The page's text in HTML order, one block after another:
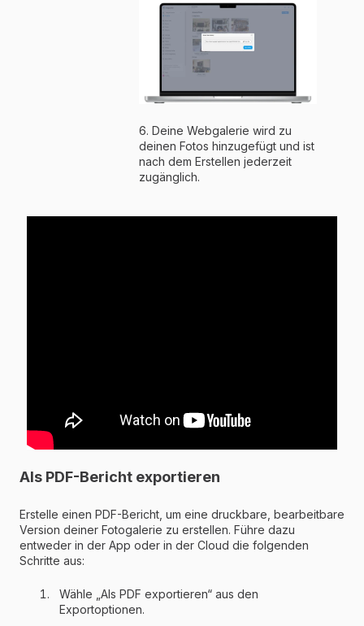
6. Deine Webgalerie wird zu
deinen Fotos hinzugefügt und ist
nach dem Erstellen jederzeit
zugänglich.
Als PDF-Bericht exportieren
Erstelle einen PDF-Bericht, um eine druckbare, bearbeitbare
Version deiner Fotogalerie zu erstellen. Führe dazu
entweder in der App oder in der Cloud die folgenden
Schritte aus:
Wähle „Als PDF exportieren“ aus den
Exportoptionen.